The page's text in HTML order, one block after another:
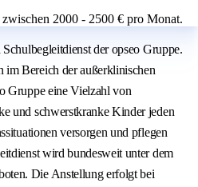
2000 - 2500 € pro Monat.
der opseo Gruppe.
im Bereich der außerklinischen
Gruppe eine Vielzahl von
und schwerstkranke Kinder jeden
versorgen und pflegen
wird bundesweit unter dem
Die Anstellung erfolgt bei